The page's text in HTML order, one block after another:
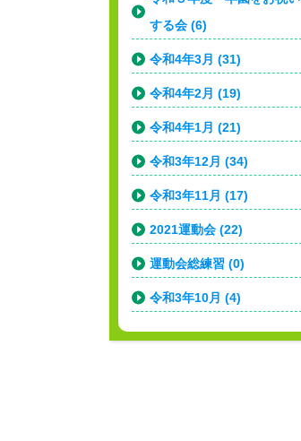
する会 (6)
令和4年3月 (31)
令和4年2月 (19)
令和4年1月 (21)
令和3年12月 (34)
令和3年11月 (17)
2021運動会 (22)
運動会総練習 (0)
令和3年10月 (4)